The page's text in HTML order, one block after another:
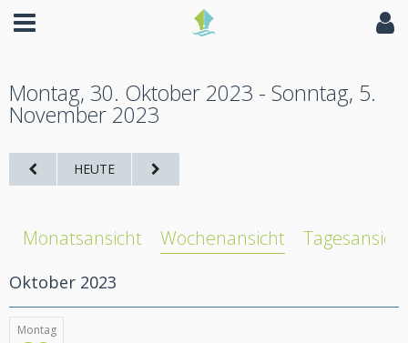
Montag, 30. Oktober 2023 - Sonntag, 5.
November 2023
HEUTE
Monatsansicht Wochenansicht Tagesansicht
Oktober 2023
Montag